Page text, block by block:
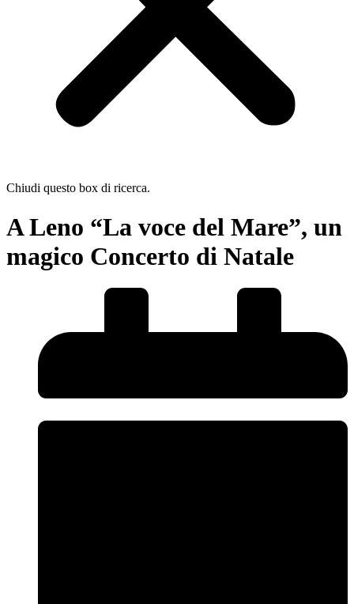
Chiudi questo box di ricerca.
A Leno “La voce del Mare”, un
magico Concerto di Natale